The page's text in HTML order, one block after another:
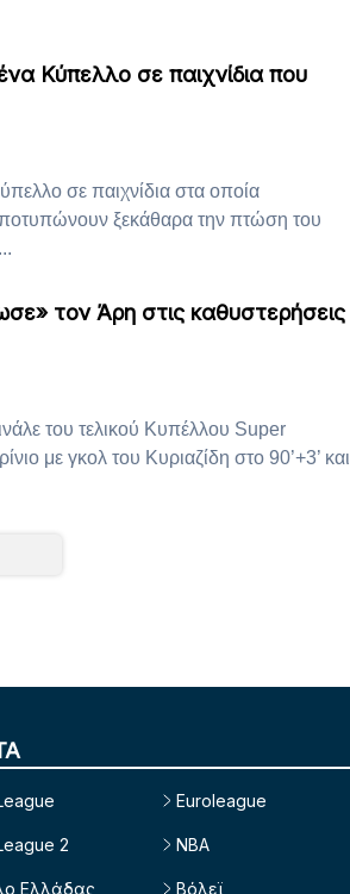
Κύπελλο σε παιχνίδια που
σε παιχνίδια στα οποία
ξεκάθαρα την πτώση του
τον Άρη στις καθυστερήσεις
του τελικού Κυπέλλου Super
με γκολ του Κυριαζίδη στο 90’+3’ και
2
Ελλάδας
Euroleague
NBA
Βόλεϊ